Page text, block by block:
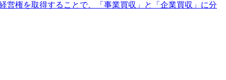
権を取得することで、「事業買収」と「企業買収」に分